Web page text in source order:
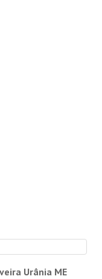
Urânia ME